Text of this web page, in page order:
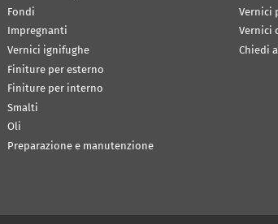
Fondi
Impregnanti
Vernici ignifughe
Finiture per esterno
Finiture per interno
Smalti
Oli
Preparazione e manutenzione
Vernici
Vernici
Chiedi